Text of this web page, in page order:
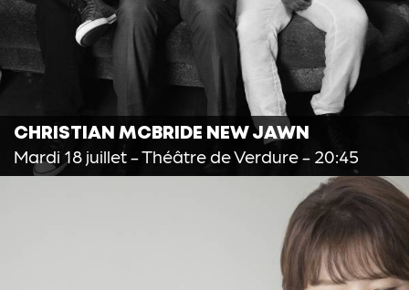
CHRISTIAN MCBRIDE NEW JAWN
Mardi 18 juillet- Théâtre de Verdure - 20:45